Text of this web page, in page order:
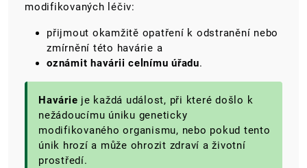
modifikovaných léčiv:
přijmout okamžitě opatření k odstranění nebo
zmírnění této havárie a
oznámit havárii celnímu úřadu.
Havárie je každá událost, při které došlo k
nežádoucímu úniku geneticky
modifikovaného organismu, nebo pokud tento
únik hrozí a může ohrozit zdraví a životní
prostředí.